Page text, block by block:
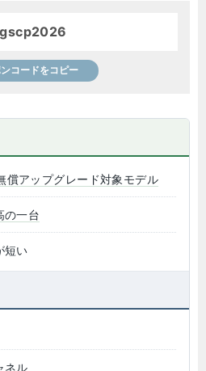
コードをコピー
償アップグレード対象モデル
の一台
短い
ネル